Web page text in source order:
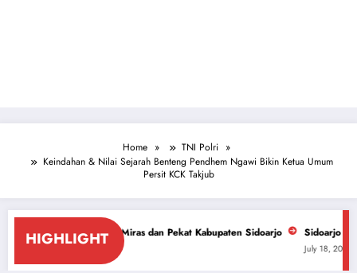
Home
TNI Polri
Keindahan & Nilai Sejarah Benteng Pendhem Ngawi Bikin Ketua Umum
Persit KCK Takjub
HIGHLIGHT
Miras dan Pekat Kabupaten Sidoarjo Sidoarjo Darurat Miras dan